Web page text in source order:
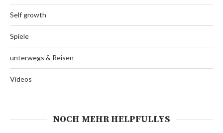
Self growth
Spiele
unterwegs & Reisen
Videos
NOCH MEHR HELPFULLYS